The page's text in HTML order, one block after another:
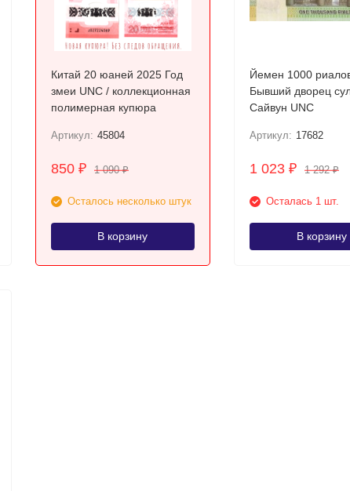
Китай 20 юаней 2025 Год
змеи UNC / коллекционная
полимерная купюра
Артикул: 45804
850 ₽ 1 090₽
Осталось несколько штук
В корзину
Йемен 1000
Бывший дворец
Сайвун UNC
Артикул: 17682
1 023₽ 1 292₽
Осталась 1 шт.
В корзину